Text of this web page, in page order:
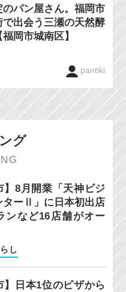
のパン屋さん。福岡市
で出会う三瀬の天然酵
岡市城南区】
pantiki
グ
】8月開業「天神ビジ
ターⅡ」に日本初出店
ンなど16店舗がオー
し
】日本1位のピザから